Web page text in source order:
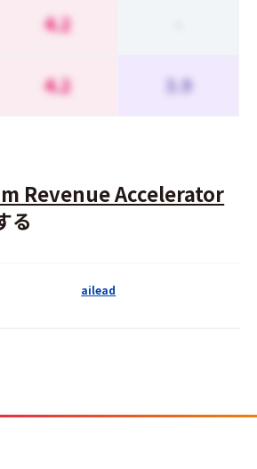
4.2
4.2 3.9
Revenue Accelerator
る
ailead